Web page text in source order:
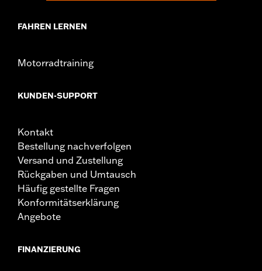
enthalten.
FAHREN LERNEN
Motorradtraining
KUNDEN-SUPPORT
Kontakt
Bestellung nachverfolgen
Versand und Zustellung
Rückgaben und Umtausch
Häufig gestellte Fragen
Konformitätserklärung
Angebote
FINANZIERUNG